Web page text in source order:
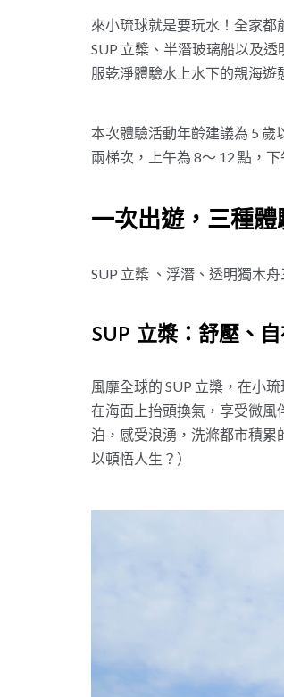
來小琉球就是要玩水！全家
SUP 立槳、半潛玻璃船以及
服乾淨體驗水上水下的親海遊
本次體驗活動年齡建議為 5 歲
兩梯次，上午為 8～ 12 點，
一次出遊，三種
SUP 立槳 、浮潛、透明獨木
SUP 立槳：舒壓、
風靡全球的 SUP 立槳，在小
在海面上抬頭換氣，享受微風
泊，感受浪湧，洗滌都市積累
以頓悟人生？）